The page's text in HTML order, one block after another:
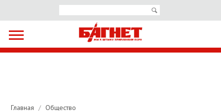
Главная / Общество